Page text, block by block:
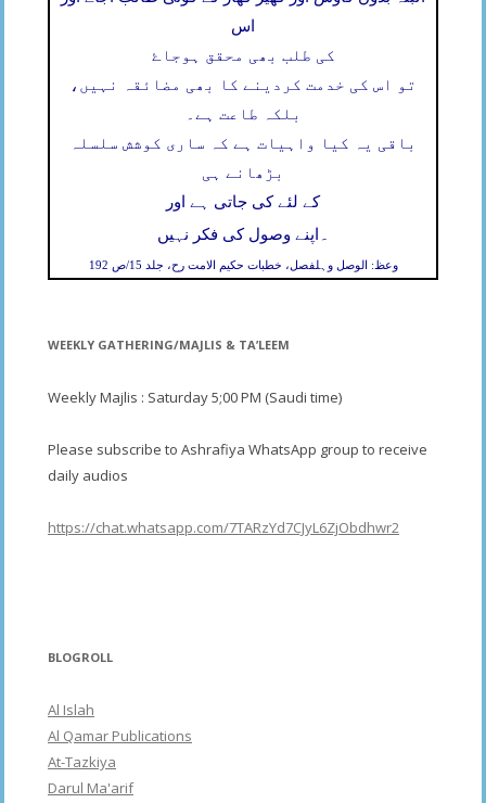
اس
کی طلب بھی محقق ہوجاۓ
تو اس کی خدمت کردینے کا بھی مضائقہ نہیں،
بلکہ طاعت ہے۔
باقی یہ کیا واہیات ہے کہ ساری کوشش سلسلہ
بڑھانے ہی
کے لئے کی جاتی ہے اور
اپنے وصول کی فکر نہیں ۔
وعظ: الوصل وہلفصل، خطبات حکیم الامت رح، جلد 15/ص 192
WEEKLY GATHERING/MAJLIS & TA’LEEM
Weekly Majlis : Saturday 5;00 PM (Saudi time)
Please subscribe to Ashrafiya WhatsApp group to receive
daily audios
https://chat.whatsapp.com/7TARzYd7CJyL6ZjObdhwr2
BLOGROLL
Al Islah
Al Qamar Publications
At-Tazkiya
Darul Ma'arif